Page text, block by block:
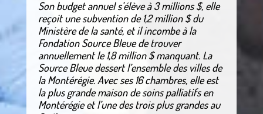
Son budget annuel s’élève à 3 millions $, elle
reçoit une subvention de 1,2 million $ du
Ministère de la santé, et il incombe à la
Fondation Source Bleue de trouver
annuellement le 1,8 million $ manquant. La
Source Bleue dessert l’ensemble des villes de
la Montérégie. Avec ses 16 chambres, elle est
la plus grande maison de soins palliatifs en
Montérégie et l’une des trois plus grandes au